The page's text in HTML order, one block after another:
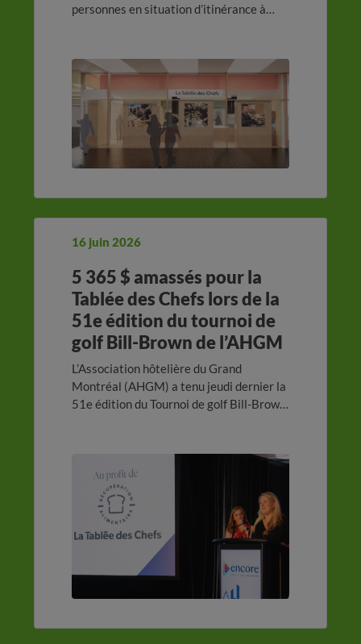
personnes en situation d’itinérance à
ministère de la Santé et des Services
sociaux annoncent une aide financière de
225 000 $ à La Tablée des Chefs par
l’entremise du Fonds du tourisme pour
l’itinérance.
16 juin 2026
5 365 $ amassés pour la
Tablée des Chefs lors de la
51e édition du tournoi de
golf Bill-Brown de l’AHGM
L’Association hôtelière du Grand
Montréal (AHGM) a tenu jeudi dernier la
51e édition du Tournoi de golf Bill-Brown